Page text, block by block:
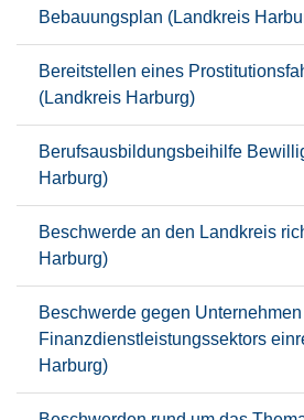
Bebauungsplan (Landkreis
Bereitstellen eines
(Landkreis Harburg)
Berufsausbildungsbeihilfe
Harburg)
Beschwerde an den Landkreis
Harburg)
Beschwerde gegen
Finanzdienstleistungssektors
Harburg)